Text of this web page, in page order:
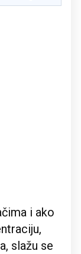
i ako
slažu se